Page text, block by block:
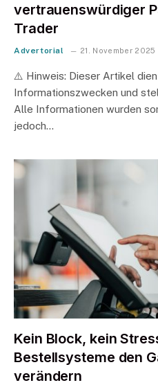
vertrauenswürdiger
Trader
Advertorial 21. November 2025
⚠️ Hinweis: Dieser Artikel
Informationszwecken und
Alle Informationen wurden
jedoch…
Kein Block, kein
Bestellsysteme den
verändern